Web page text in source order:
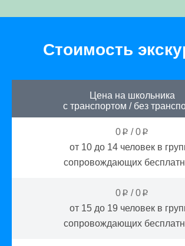
Стоимость
Цена на школьника
с транспортом / без
0 p /0 p
от 10 до 14 человек в
сопровождающих
0 p /0 p
от 15 до 19 человек в
сопровождающих